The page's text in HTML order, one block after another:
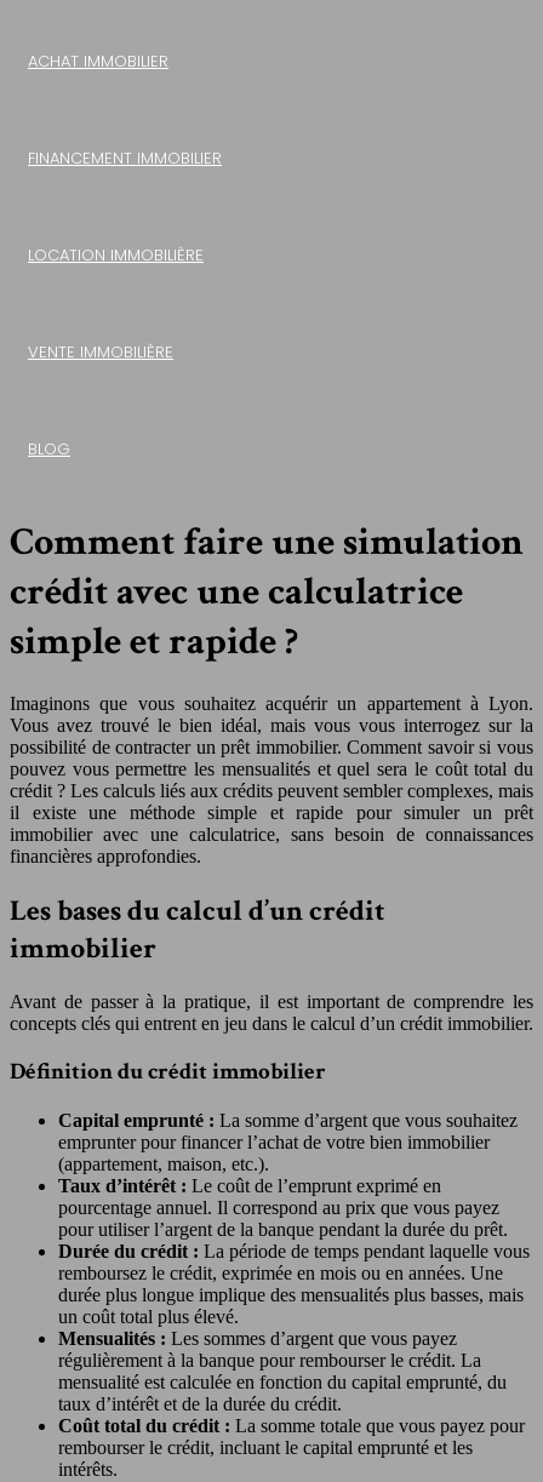
ACHAT IMMOBILIER
FINANCEMENT IMMOBILIER
LOCATION IMMOBILIÈRE
VENTE IMMOBILIÈRE
BLOG
Comment faire une simulation
crédit avec une calculatrice
simple et rapide ?
Imaginons que vous souhaitez acquérir un appartement à Lyon.
Vous avez trouvé le bien idéal, mais vous vous interrogez sur la
possibilité de contracter un prêt immobilier. Comment savoir si vous
pouvez vous permettre les mensualités et quel sera le coût total du
crédit ? Les calculs liés aux crédits peuvent sembler complexes, mais
il existe une méthode simple et rapide pour simuler un prêt
immobilier avec une calculatrice, sans besoin de connaissances
financières approfondies.
Les bases du calcul d’un crédit
immobilier
Avant de passer à la pratique, il est important de comprendre les
concepts clés qui entrent en jeu dans le calcul d’un crédit immobilier.
Définition du crédit immobilier
Capital emprunté : La somme d’argent que vous souhaitez
emprunter pour financer l’achat de votre bien immobilier
(appartement, maison, etc.).
Taux d’intérêt : Le coût de l’emprunt exprimé en
pourcentage annuel. Il correspond au prix que vous payez
pour utiliser l’argent de la banque pendant la durée du prêt.
Durée du crédit : La période de temps pendant laquelle vous
remboursez le crédit, exprimée en mois ou en années. Une
durée plus longue implique des mensualités plus basses, mais
un coût total plus élevé.
Mensualités : Les sommes d’argent que vous payez
régulièrement à la banque pour rembourser le crédit. La
mensualité est calculée en fonction du capital emprunté, du
taux d’intérêt et de la durée du crédit.
Coût total du crédit : La somme totale que vous payez pour
rembourser le crédit, incluant le capital emprunté et les
intérêts.